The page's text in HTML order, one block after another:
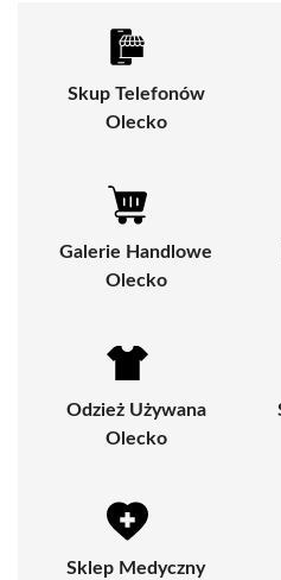
Skup Telefonów
Olecko
Galerie Handlowe
Olecko
Odzież Używana
Olecko
Sklep Medyczny